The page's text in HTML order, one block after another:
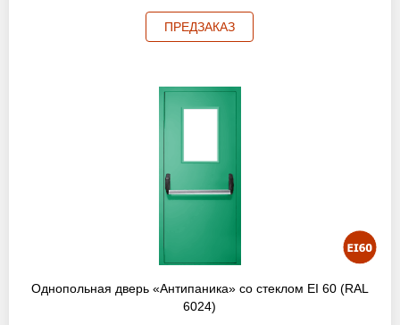
ПРЕДЗАКАЗ
Однопольная дверь «Антипаника» со стеклом EI 60 (RAL
6024)